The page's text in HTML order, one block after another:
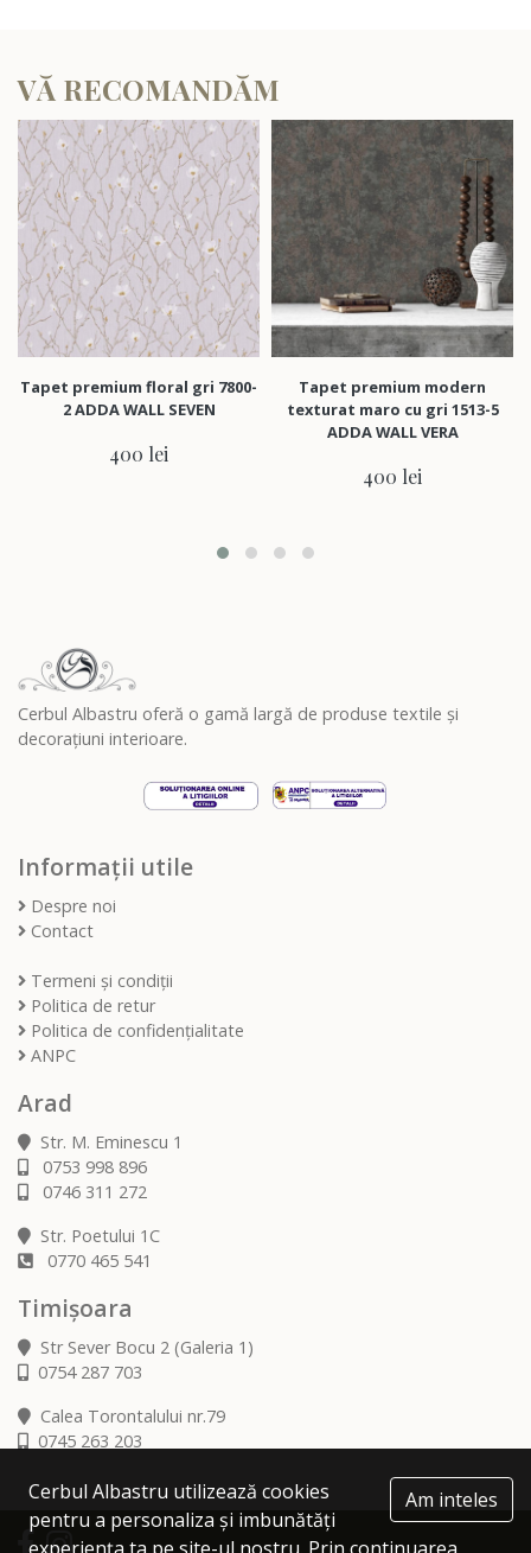
VĂ RECOMANDĂM
premium floral gri 7800-
2 ADDA WALL SEVEN
400 lei
Tapet premium modern
texturat maro cu gri 1513-5
ADDA WALL VERA
400 lei
Cerbul Albastru oferă o gamă largă de produse textile și
decorațiuni interioare.
Informații utile
Despre noi
Contact
Termeni și condiții
Politica de retur
Politica de confidențialitate
ANPC
Arad
Str. M. Eminescu 1
0753 998 896
0746 311 272
Str. Poetului 1C
0770 465 541
Timișoara
Str Sever Bocu 2 (Galeria 1)
0754 287 703
Calea Torontalului nr.79
0745 263 203
Am inteles
Cerbul Albastru utilizează cookies
pentru a personaliza și imbunătăți